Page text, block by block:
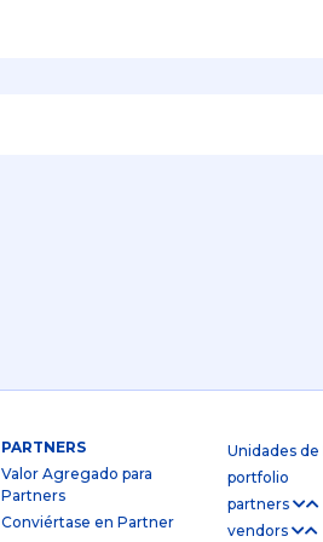
PARTNERS
Valor Agregado para
Partners
Conviértase en Partner
Unidades
portfolio
partners
vendors